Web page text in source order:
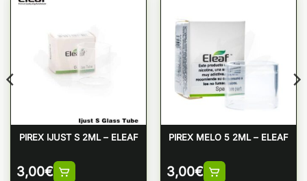
PIREX IJUST S 2ML – ELEAF
3,00€
PIREX MELO 5 2ML – ELEAF
3,00€